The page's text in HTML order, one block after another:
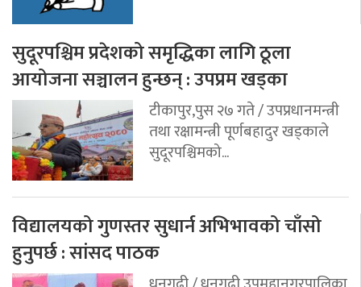
सुदूरपश्चिम प्रदेशको समृद्धिका लागि ठूला
आयोजना सञ्चालन हुन्छन् : उपप्रम खड्का
टीकापुर,पुस २७ गते / उपप्रधानमन्त्री
तथा रक्षामन्त्री पूर्णबहादुर खड्काले
सुदूरपश्चिमको...
विद्यालयको गुणस्तर सुधार्न अभिभावको चाँसो
हुनुपर्छ : सांसद पाठक